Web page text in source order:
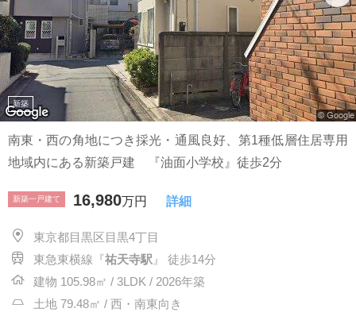
新築
南東・西の角地につき採光・通風良好、第1種低層住居専用
地域内にある新築戸建 『油面小学校』徒歩2分
新築一戸建て 16,980万円 詳細
東京都目黒区目黒4丁目
東急東横線『祐天寺駅 』 徒歩14分
建物 105.98㎡ / 3LDK / 2026年築
土地 79.48㎡ / 西・南東向き